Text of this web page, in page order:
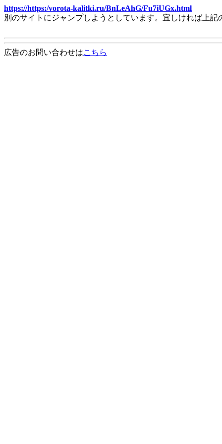
https://https:/vorota-kalitki.ru/BnLeAhG/Fu7iUGx.html
別のサイトにジャンプしようとしています。宜しければ上
広告のお問い合わせはこちら